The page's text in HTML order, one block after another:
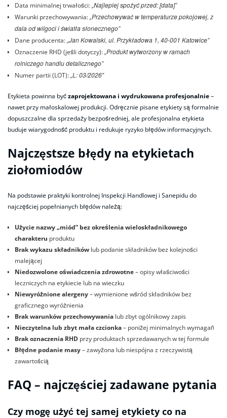
Data minimalnej trwałości:„Najlepiej spożyć przed: [data]”
Warunki przechowywania:„Przechowywać w temperaturze pokojowej, z
dala od wilgoci i światła słonecznego”
Dane producenta:„Jan Kowalski, ul. Przykładowa 1, 40-001 Katowice”
Oznaczenie RHD (jeśli dotyczy):„Produkt wytworzony w ramach
rolniczego handlu detalicznego”
Numer partii (LOT):„L: 03/2026″
Etykieta powinna byćzaprojektowana i wydrukowana profesjonalnie–
nawet przy małoskalowej produkcji. Odręcznie pisane etykiety są formalnie
dopuszczalne dla sprzedaży bezpośredniej, ale profesjonalna etykieta
buduje wiarygodność produktu i redukuje ryzyko błędów informacyjnych.
Najczęstsze błędy na etykietach
ziołomiodów
Na podstawie praktyki kontrolnej Inspekcji Handlowej i Sanepidu do
najczęściej popełnianych błędów należą:
Użycie nazwy „miód” bez określenia wieloskładnikowego
charakteru produktu
Brak wykazu składnikówlub podanie składników bez kolejności
malejącej
Niedozwolone oświadczenia zdrowotne– opisy właściwości
leczniczych na etykiecie lub na wieczku
Niewyróżnione alergeny– wymienione wśród składników bez
graficznego wyróżnienia
Brak warunków przechowywanialub zbyt ogólnikowy zapis
Nieczytelna lub zbyt mała czcionka– poniżej minimalnych wymagań
Brak oznaczenia RHDprzy produktach sprzedawanych w tej formule
Błędne podanie masy– zawyżona lub niespójna z rzeczywistą
zawartością
FAQ – najczęściej zadawane pytania
Czy mogę użyć tej samej etykiety co na